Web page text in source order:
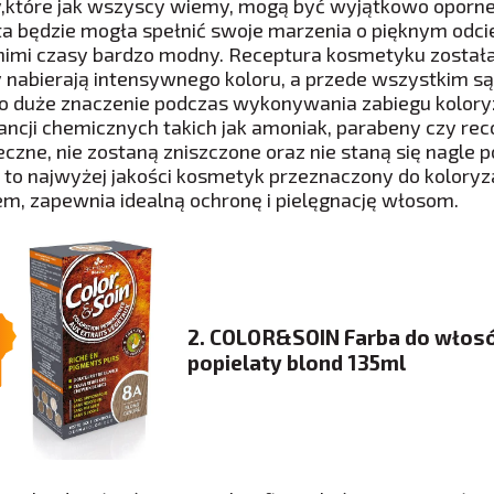
jak wszyscy wiemy, mogą być wyjątkowo
będzie mogła spełnić swoje marzenia o pięknym
czasy bardzo modny. Receptura kosmetyku
nabierają intensywnego koloru, a przede wszystkim
duże znaczenie podczas wykonywania zabiegu
chemicznych takich jak amoniak, parabeny czy
nie zostaną zniszczone oraz nie staną się nagle
to najwyżej jakości kosmetyk przeznaczony do
zapewnia idealną ochronę i pielęgnację włosom.
2. COLOR&SOIN Farba do
popielaty blond 135ml